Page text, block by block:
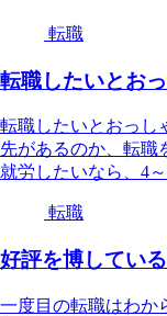
転職
転職したいとお
転職したいとおっし
先があるのか、転職
就労したいなら、4
転職
好評を博してい
一度目の転職はわか